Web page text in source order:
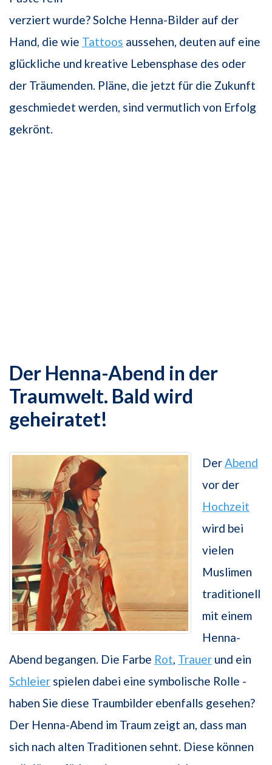
verziert wurde? Solche Henna-Bilder auf der
Hand, die wie Tattoos aussehen, deuten auf eine
glückliche und kreative Lebensphase des oder
der Träumenden. Pläne, die jetzt für die Zukunft
geschmiedet werden, sind vermutlich von Erfolg
gekrönt.
Der Henna-Abend in der
Traumwelt. Bald wird
geheiratet!
Der Abend
vor der
Hochzeit
wird bei
vielen
Muslimen
traditionell
mit einem
Henna-
Abend begangen. Die Farbe Rot Trauer und ein
Schleier spielen dabei eine symbolische Rolle -
haben Sie diese Traumbilder ebenfalls gesehen?
Der Henna-Abend im Traum zeigt an, dass man
sich nach alten Traditionen sehnt. Diese können